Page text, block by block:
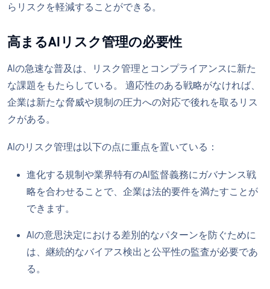
らリスクを軽減することができる。
高まるAIリスク管理の必要性
AIの急速な普及は、リスク管理とコンプライアンスに新た
な課題をもたらしている。 適応性のある戦略がなければ、
企業は新たな脅威や規制の圧力への対応で後れを取るリス
クがある。
AIのリスク管理は以下の点に重点を置いている：
進化する規制や業界特有のAI監督義務にガバナンス戦
略を合わせることで、企業は法的要件を満たすことが
できます。
AIの意思決定における差別的なパターンを防ぐために
は、継続的なバイアス検出と公平性の監査が必要であ
る。